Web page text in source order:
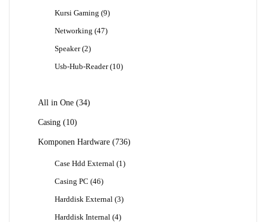
Kursi Gaming 99
Networking 4747
Speaker 22
Usb-Hub-Reader 1010
All in One 3434
Casing
1010
Komponen Hardware
736736
Case Hdd External 1 1
Casing PC 4646
Harddisk External 33
Harddisk Internal 44